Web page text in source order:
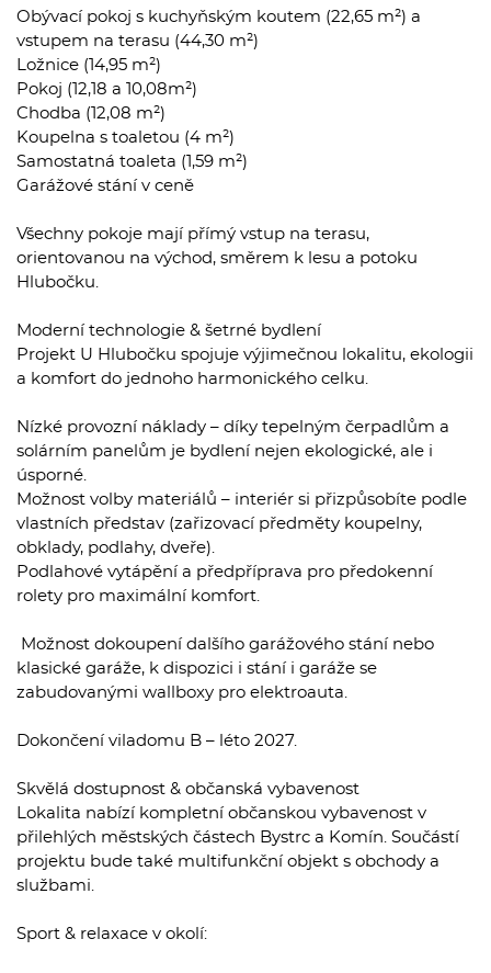
Obývací pokoj s kuchyňským koutem (22,65 m²) a
vstupem na terasu (44,30 m²)
Ložnice (14,95 m²)
Pokoj (12,18 a 10,08m²)
Chodba (12,08 m²)
Koupelna s toaletou (4 m²)
Samostatná toaleta (1,59 m²)
Garážové stání v ceně
Všechny pokoje mají přímý vstup na terasu,
orientovanou na východ, směrem k lesu a potoku
Hlubočku.
Moderní technologie & šetrné bydlení
Projekt U Hlubočku spojuje výjimečnou lokalitu, ekologii
a komfort do jednoho harmonického celku.
Nízké provozní náklady – díky tepelným čerpadlům a
solárním panelům je bydlení nejen ekologické, ale i
úsporné.
Možnost volby materiálů – interiér si přizpůsobíte podle
vlastních představ (zařizovací předměty koupelny,
obklady, podlahy, dveře).
Podlahové vytápění a předpříprava pro předokenní
rolety pro maximální komfort.
️ Možnost dokoupení dalšího garážového stání nebo
klasické garáže, k dispozici i stání i garáže se
zabudovanými wallboxy pro elektroauta.
Dokončení viladomu B – léto 2027.
Skvělá dostupnost & občanská vybavenost
Lokalita nabízí kompletní občanskou vybavenost v
přilehlých městských částech Bystrc a Komín. Součástí
projektu bude také multifunkční objekt s obchody a
službami.
Sport & relaxace v okolí: